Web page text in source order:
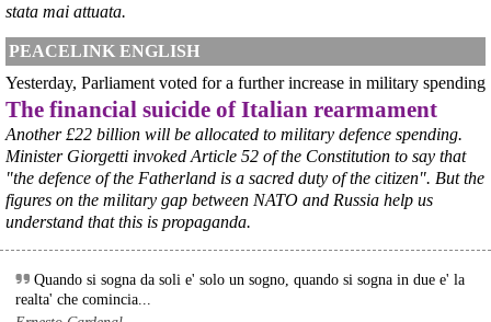
@peacelink - 8/8/2026 9:16
L'OPAC SBN (Online Public Access Catalogue del Servizio
Bibliotecario Nazionale) è il catalogo collettivo che raccoglie il
patrimonio di oltre 7.500 biblioteche italiane (statali, universitarie, di
enti locali, scolastiche e di istituzioni pubbliche e private).
È lo strumento principale in Italia per cercare un libro, una rivista o
un altro documento e scoprire in quale biblioteca si trova.
#libri # cultura
stata mai attuata.
PEACELINK ENGLISH
Yesterday, Parliament voted for a further increase in military spending
The financial suicide of Italian rearmament
Another £22 billion will be allocated to military defence spending.
Minister Giorgetti invoked Article 52 of the Constitution to say that
"the defence of the Fatherland is a sacred duty of the citizen". But the
figures on the military gap between NATO and Russia help us
understand that this is propaganda.
Quando si sogna da soli e' solo un sogno, quando si sogna in due e' la
realta' che comincia...